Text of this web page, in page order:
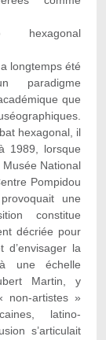
hexagonal
longtemps été
paradigme
que
hexagonal, il
1989, lorsque
Musée National
Pompidou
une
constitue
décriée pour
d’envisager la
à une échelle
Martin, y
non-artistes »
latino-
s’articulait